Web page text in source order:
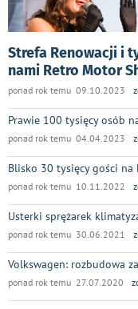
Strefa Renowacji i
nami Retro Motor
ponad rok temu 09.10.2023
Prawie 100 tysięcy osób
ponad rok temu 04.04.2023
Blisko 30 tysięcy gości
ponad rok temu 10.11.2022
Usterki sprężarek
ponad rok temu 30.06.2021
Volkswagen: rozbudowa
ponad rok temu 27.07.2020